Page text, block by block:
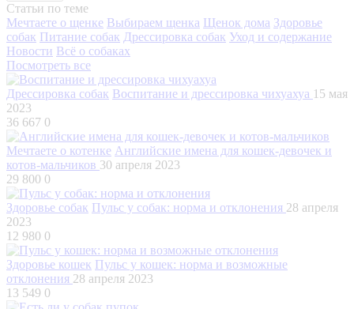
Статьи по теме
Мечтаете о щенке Выбираем щенка Щенок дома Здоровье
собак Питание собак Дрессировка собак Уход и содержание
Новости Всё о собаках
Посмотреть все
Дрессировка собак Воспитание и дрессировка чихуахуа 15 мая
2023
36 667 0
Мечтаете о котенке Английские имена для кошек-девочек и
котов-мальчиков 30 апреля 2023
29 800 0
Здоровье собак Пульс у собак: норма и отклонения 28 апреля
2023
12 980 0
Здоровье кошек Пульс у кошек: норма и возможные
отклонения 28 апреля 2023
13 549 0